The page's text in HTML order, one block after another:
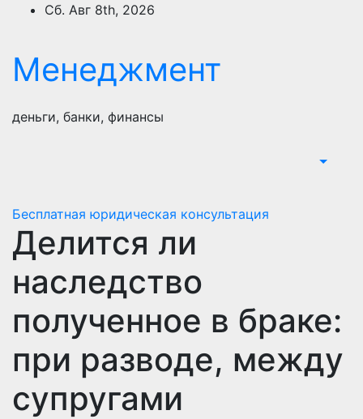
ПерейтиСб. Авг 8th, 2026
Менеджмент
деньги, банки, финансы
Бесплатная юридическая консультация
Делится ли
наследство
полученное в браке:
при разводе, между
супругами